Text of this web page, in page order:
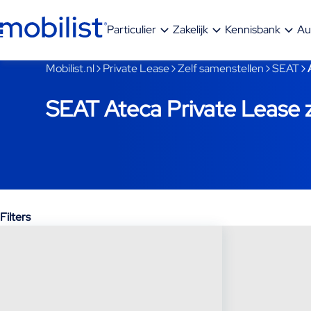
Particulier
Zakelijk Kennisbank
Je bent nu voorbij het hoofdmenu
Mobilist.nl Private Lease Zelf samenstellen SEAT
SEAT Ateca Private Lease
Filters